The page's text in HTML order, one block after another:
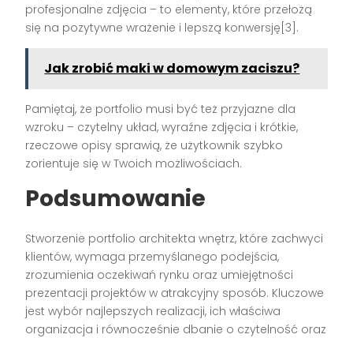
profesjonalne zdjęcia – to elementy, które przełożą
się na pozytywne wrażenie i lepszą konwersję[3].
Jak zrobić maki w domowym zaciszu?
Pamiętaj, że portfolio musi być też przyjazne dla
wzroku – czytelny układ, wyraźne zdjęcia i krótkie,
rzeczowe opisy sprawią, że użytkownik szybko
zorientuje się w Twoich możliwościach.
Podsumowanie
Stworzenie portfolio architekta wnętrz, które zachwyci
klientów, wymaga przemyślanego podejścia,
zrozumienia oczekiwań rynku oraz umiejętności
prezentacji projektów w atrakcyjny sposób. Kluczowe
jest wybór najlepszych realizacji, ich właściwa
organizacja i równocześnie dbanie o czytelność oraz